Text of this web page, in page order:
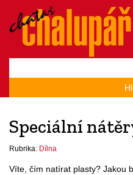
Speciální
Rubrika: Dílna
Víte, čím natírat plasty? Jakou